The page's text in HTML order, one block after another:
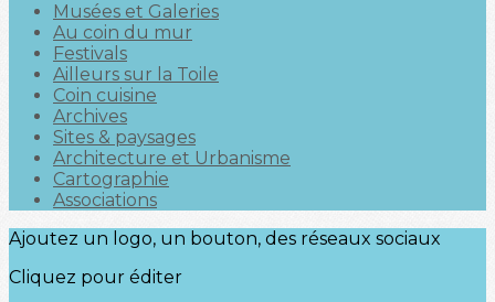
Musées et Galeries
Au coin du mur
Festivals
Ailleurs sur la Toile
Coin cuisine
Archives
Sites & paysages
Architecture et Urbanisme
Cartographie
Associations
Ajoutez un logo, un bouton, des réseaux sociaux
Cliquez pour éditer